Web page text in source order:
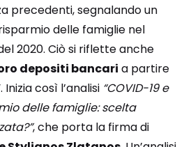
precedenti, segnalando un
delle famiglie nel
2020. Ciò si riflette anche
depositi bancari a partire
così l’analisi “COVID-19 e
delle famiglie: scelta
, che porta la firma di